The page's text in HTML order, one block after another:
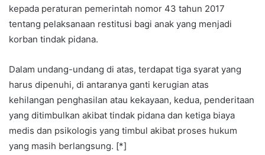
kepada peraturan pemerintah nomor 43 tahun 2017
tentang pelaksanaan restitusi bagi anak yang menjadi
korban tindak pidana.
Dalam undang-undang di atas, terdapat tiga syarat yang
harus dipenuhi, di antaranya ganti kerugian atas
kehilangan penghasilan atau kekayaan, kedua, penderitaan
yang ditimbulkan akibat tindak pidana dan ketiga biaya
medis dan psikologis yang timbul akibat proses hukum
yang masih berlangsung. [*]